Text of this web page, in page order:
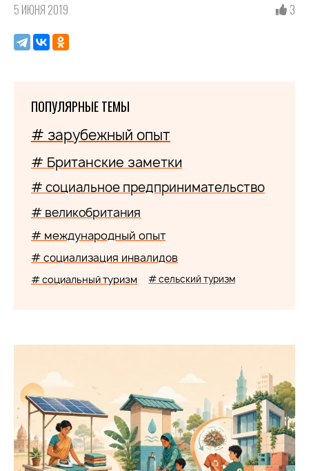
5 ИЮНЯ 2019
3
ПОПУЛЯРНЫЕ ТЕМЫ
# зарубежный опыт
# Британские заметки
# социальное предпринимательство
# великобритания
# международный опыт
# социализация инвалидов
# социальный туризм # сельский туризм